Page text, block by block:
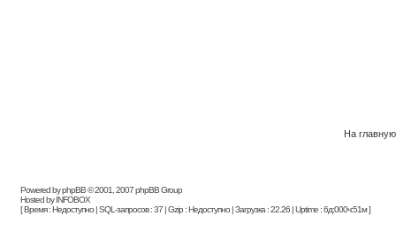
На
Powered by phpBB © 2001, 2007 phpBB Group
Hosted by INFOBOX
[ Время : Недоступно | SQL-запросов : 37 | Gzip : Недоступно | Загрузка : 22.26 | Uptime : 6д:000ч:51м ]